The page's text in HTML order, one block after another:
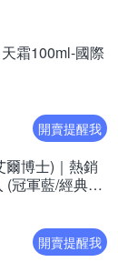
霜100ml-國際
開賣提醒我
爾博士)｜熱銷
冠軍藍/經典紅/
開賣提醒我